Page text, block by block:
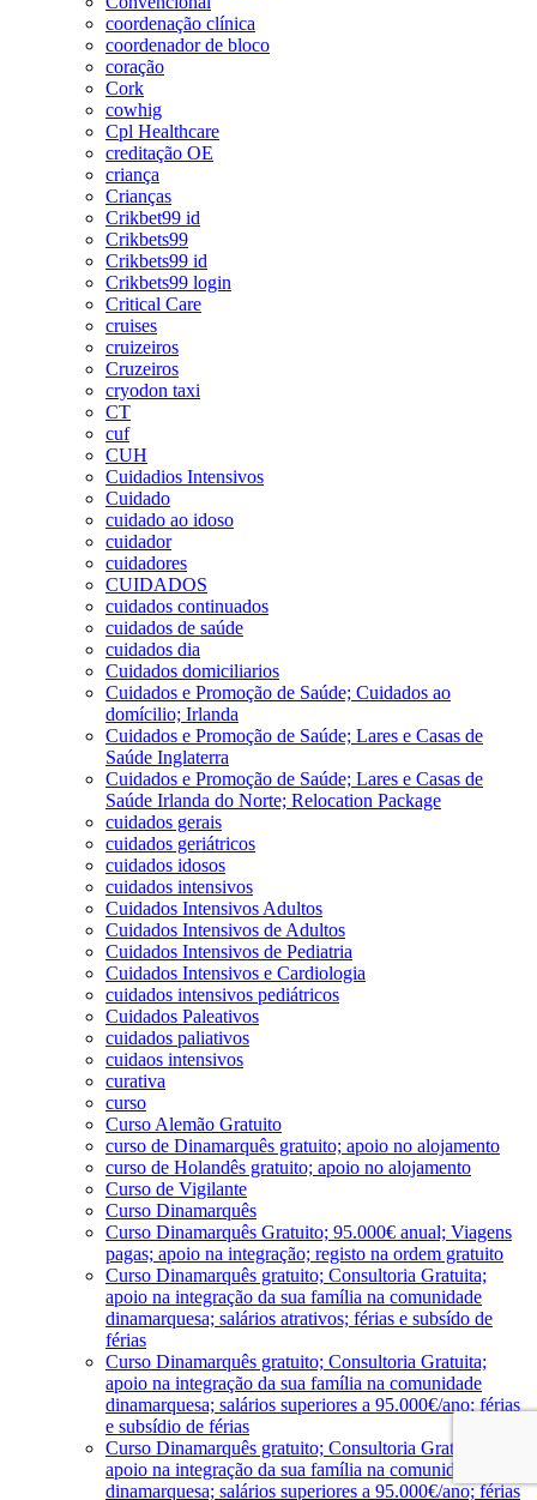
coordenação clínica
coordenador de bloco
coração
Cork
cowhig
Cpl Healthcare
creditação OE
criança
Crianças
Crikbet99 id
Crikbets99
Crikbets99 id
Crikbets99 login
Critical Care
cruises
cruizeiros
Cruzeiros
cryodon taxi
CT
cuf
CUH
Cuidadios Intensivos
Cuidado
cuidado ao idoso
cuidador
cuidadores
CUIDADOS
cuidados continuados
cuidados de saúde
cuidados dia
Cuidados domiciliarios
Cuidados e Promoção de Saúde; Cuidados ao
domícilio; Irlanda
Cuidados e Promoção de Saúde; Lares e Casas de
Saúde Inglaterra
Cuidados e Promoção de Saúde; Lares e Casas de
Saúde Irlanda do Norte; Relocation Package
cuidados gerais
cuidados geriátricos
cuidados idosos
cuidados intensivos
Cuidados Intensivos Adultos
Cuidados Intensivos de Adultos
Cuidados Intensivos de Pediatria
Cuidados Intensivos e Cardiologia
cuidados intensivos pediátricos
Cuidados Paleativos
cuidados paliativos
cuidaos intensivos
curativa
curso
Curso Alemão Gratuito
curso de Dinamarquês gratuito; apoio no alojamento
curso de Holandês gratuito; apoio no alojamento
Curso de Vigilante
Curso Dinamarquês
Curso Dinamarquês Gratuito; 95.000€ anual; Viagens
pagas; apoio na integração; registo na ordem gratuito
Curso Dinamarquês gratuito; Consultoria Gratuita;
apoio na integração da sua família na comunidade
dinamarquesa; salários atrativos; férias e subsído de
férias
Curso Dinamarquês gratuito; Consultoria Gratuita;
apoio na integração da sua família na comunidade
dinamarquesa; salários superiores a 95.000€/ano; férias
e subsídio de férias
Curso Dinamarquês gratuito; Consultoria Gratuita;
apoio na integração da sua família na comunidade
dinamarquesa; salários superiores a 95.000€/ano; férias